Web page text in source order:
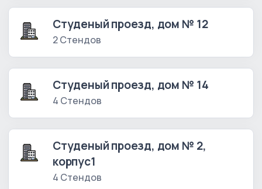
Студеный проезд, дом № 12
2 Стендов
Студеный проезд, дом № 14
4 Стендов
Студеный проезд, дом № 2,
корпус1
4 Стендов